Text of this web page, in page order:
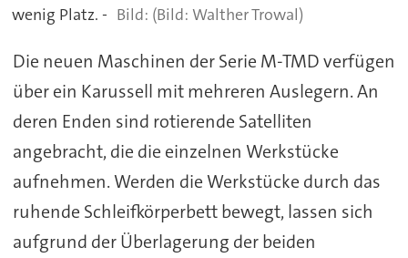
wenig Platz. -
(Bild: Walther Trowal)
Die neuen Maschinen der Serie M-TMD verfügen
über ein Karussell mit mehreren Auslegern. An
deren Enden sind rotierende Satelliten
angebracht, die die einzelnen Werkstücke
aufnehmen. Werden die Werkstücke durch das
ruhende Schleifkörperbett bewegt, lassen sich
aufgrund der Überlagerung der beiden